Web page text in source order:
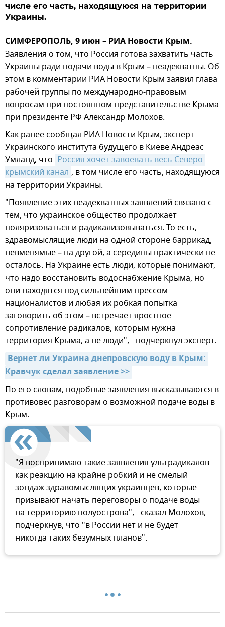
числе его часть, находящуюся на территории
Украины.
СИМФЕРОПОЛЬ, 9 июн – РИА Новости Крым.
Заявления о том, что Россия готова захватить часть
Украины ради подачи воды в Крым – неадекватны. Об
этом в комментарии РИА Новости Крым заявил глава
рабочей группы по международно-правовым
вопросам при постоянном представительстве Крыма
при президенте РФ Александр Молохов.
Как ранее сообщал РИА Новости Крым, эксперт
Украинского института будущего в Киеве Андреас
Умланд, что Россия хочет завоевать весь Северо-
крымский канал , в том числе его часть, находящуюся
на территории Украины.
"Появление этих неадекватных заявлений связано с
тем, что украинское общество продолжает
поляризоваться и радикализовываться. То есть,
здравомыслящие люди на одной стороне баррикад,
невменямые – на другой, а середины практически не
осталось. На Украине есть люди, которые понимают,
что надо восстановить водоснабжение Крыма, но
они находятся под сильнейшим прессом
националистов и любая их робкая попытка
заговорить об этом – встречает яростное
сопротивление радикалов, которым нужна
территория Крыма, а не люди", - подчеркнул эксперт.
Вернет ли Украина днепровскую воду в Крым:
Кравчук сделал заявление >>
По его словам, подобные заявления высказываются в
противовес разговорам о возможной подаче воды в
Крым.
"Я воспринимаю такие заявления ультрадикалов
как реакцию на крайне робкий и не смелый
зондаж здравомыслящих украинцев, которые
призывают начать переговоры о подаче воды
на территорию полуострова", - сказал Молохов,
подчеркнув, что "в России нет и не будет
никогда таких безумных планов".